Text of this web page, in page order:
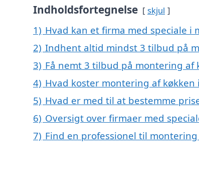
Indholdsfortegnelse skjul
1) Hvad kan et firma med speciale
2) Indhent altid mindst 3 tilbud på
3) Få nemt 3 tilbud på montering
4) Hvad koster montering af køkken
5) Hvad er med til at bestemme
6) Oversigt over firmaer med
7) Find en professionel til